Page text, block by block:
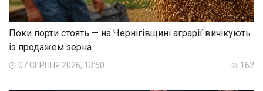
Поки порти стоять — на Чернігівщині аграрії вичікують
із продажем зерна
07 СЕРПНЯ 2026, 13:50 162